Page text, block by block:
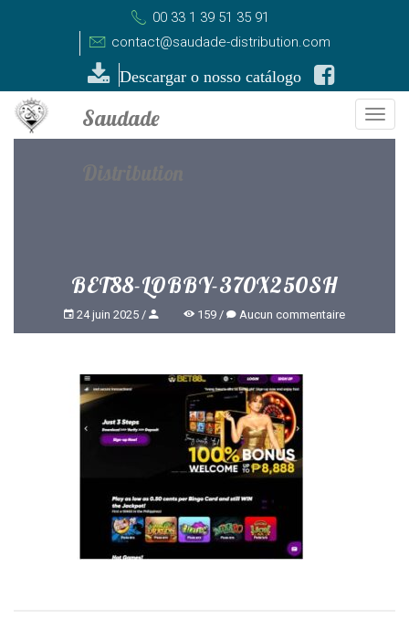
00 33 1 39 51 35 91
contact@saudade-distribution.com
Descargar o nosso catálogo
BET88-LOBBY-370X250SH
24 juin 2025 159 Aucun commentaire